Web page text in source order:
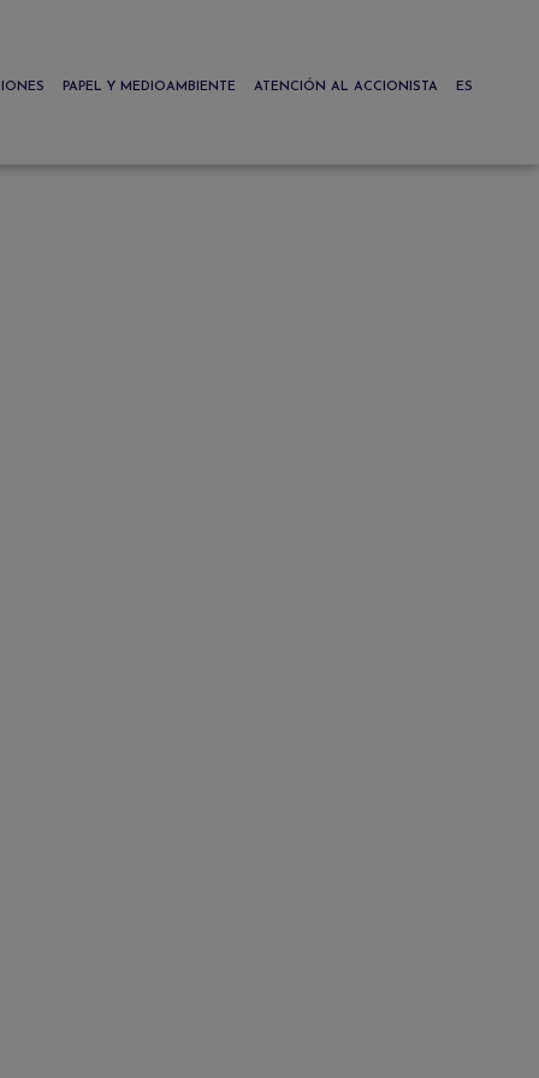
PAPEL Y MEDIOAMBIENTE ATENCIÓN AL ACCIONISTA ES